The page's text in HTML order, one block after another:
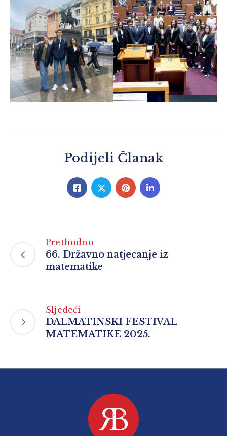
Podijeli Članak
Prethodno
66. Državno natjecanje iz
matematike
Sljedeći
DALMATINSKI FESTIVAL
MATEMATIKE 2025.